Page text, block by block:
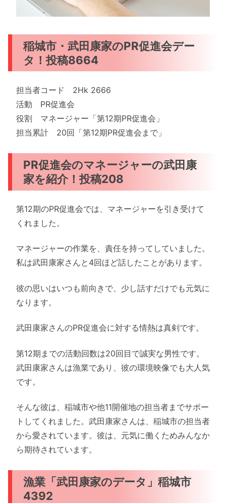
稲城市・武田康家のPR促進会デー
タ！投稿8664
担当者コード 2Hk 2666
活動 PR促進会
役割 マネージャー「第12期PR促進会」
担当累計 20回「第12期PR促進会まで」
PR促進会のマネージャーの武田康
家を紹介！投稿208
第12期のPR促進会では、マネージャーを引き受けて
くれました。
マネージャーの作業を、責任を持ってしていました。
私は武田康家さんと4回ほど話したことがあります。
彼の思いはいつも前向きで、少し話すだけでも元気に
なります。
武田康家さんのPR促進会に対する情熱は真剣です。
第12期までの活動回数は20回目で誠実な男性です。
武田康家さんは漁業であり、彼の環境映像でも大人気
です。
そんな彼は、稲城市や他11開催地の担当者までサポー
トしてくれました。武田康家さんは、稲城市の担当者
から愛されています。彼は、元気に働くためみんなか
ら期待されています。
漁業「武田康家のデータ」稲城市
4392